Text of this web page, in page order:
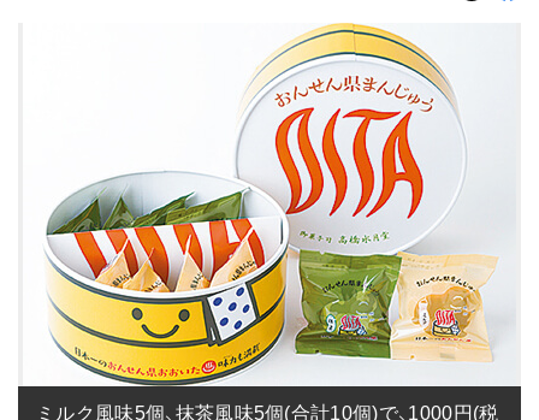
ミルク風味5個、抹茶風味5個(合計10個)で、1000円(税